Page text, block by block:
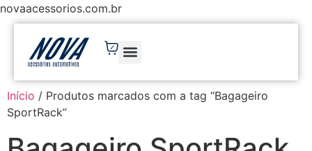
novaacessorios.com.br
Início / Produtos marcados com a tag “Bagageiro
SportRack”